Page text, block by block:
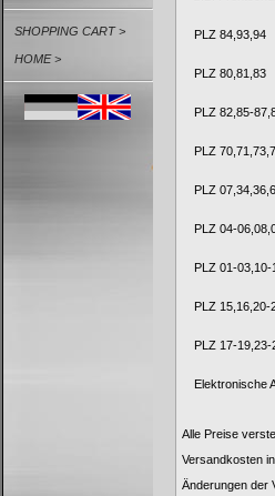
SHOPPING CART >
HOME >
PLZ 84,93,94
PLZ 80,81,83
PLZ 82,85-
PLZ
PLZ
PLZ 04-
PLZ 01-
PLZ 15,16,20-
PLZ 17-19,23-
Elektronische
Alle Preise
Versandkosten
Änderungen der